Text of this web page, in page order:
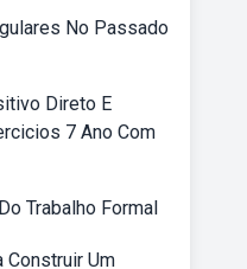
No Passado
Direto E
7 Ano Com
Trabalho Formal
Construir Um